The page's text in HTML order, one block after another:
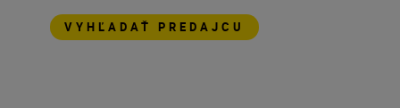
VYHĽADAŤ PREDAJCU